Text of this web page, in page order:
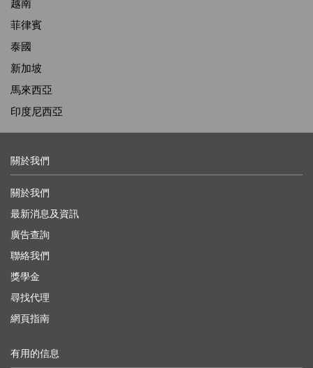
越南
菲律賓
泰國
新加坡
馬來西亞
印度尼西亞
關於我們
關於我們
最新消息及資訊
廣告查詢
聯絡我們
獎學金
尋找代理
網頁指南
有用的信息